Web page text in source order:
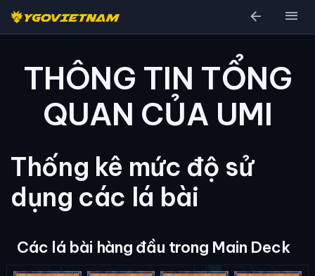
arrow_back menu
THÔNG TIN TỔNG
QUAN CỦA UMI
Thống kê mức độ sử
dụng các lá bài
Các lá bài hàng đầu trong Main Deck